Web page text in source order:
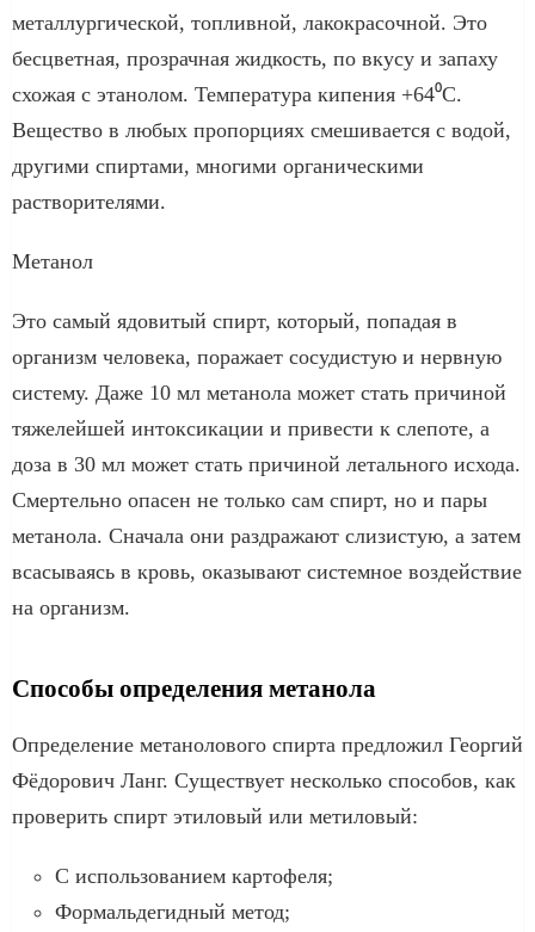
металлургической, топливной, лакокрасочной. Это
бесцветная, прозрачная жидкость, по вкусу и запаху
схожая с этанолом. Температура кипения +64⁰С.
Вещество в любых пропорциях смешивается с водой,
другими спиртами, многими органическими
растворителями.
Метанол
Это самый ядовитый спирт, который, попадая в
организм человека, поражает сосудистую и нервную
систему. Даже 10 мл метанола может стать причиной
тяжелейшей интоксикации и привести к слепоте, а
доза в 30 мл может стать причиной летального исхода.
Смертельно опасен не только сам спирт, но и пары
метанола. Сначала они раздражают слизистую, а затем
всасываясь в кровь, оказывают системное воздействие
на организм.
Способы определения метанола
Определение метанолового спирта предложил Георгий
Фёдорович Ланг. Существует несколько способов, как
проверить спирт этиловый или метиловый:
С использованием картофеля;
Формальдегидный метод;